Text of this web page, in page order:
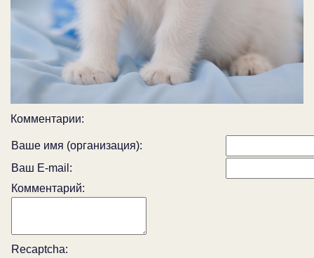
Комментарии:
Ваше имя (организация):
Ваш E-mail:
Комментарий:
Recaptcha: